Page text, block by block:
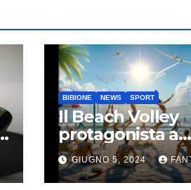
BIBIONE NEWS SPORT
Il Beach Volley
protagonista a
Bibione dal 7 al
giugno
GIUGNO 5, 2024